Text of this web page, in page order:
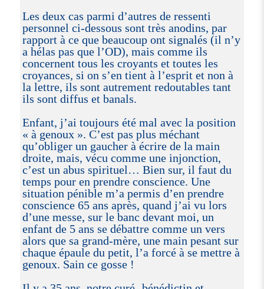
Les deux cas parmi d’autres de ressenti
personnel ci-dessous sont très anodins, par
rapport à ce que beaucoup ont signalés (il n’y
a hélas pas que l’OD), mais comme ils
concernent tous les croyants et toutes les
croyances, si on s’en tient à l’esprit et non à
la lettre, ils sont autrement redoutables tant
ils sont diffus et banals.
Enfant, j’ai toujours été mal avec la position
« à genoux ». C’est pas plus méchant
qu’obliger un gaucher à écrire de la main
droite, mais, vécu comme une injonction,
c’est un abus spirituel… Bien sur, il faut du
temps pour en prendre conscience. Une
situation pénible m’a permis d’en prendre
conscience 65 ans après, quand j’ai vu lors
d’une messe, sur le banc devant moi, un
enfant de 5 ans se débattre comme un vers
alors que sa grand-mère, une main pesant sur
chaque épaule du petit, l’a forcé à se mettre à
genoux. Sain ce gosse !